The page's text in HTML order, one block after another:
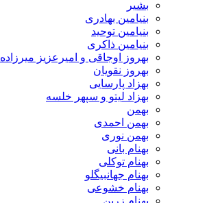
بشیر
بنیامین بهادری
بنیامین توحید
بنیامین ذاکری
بهروز اوجاقی و امیرعزیز میرزاده
بهروز نقویان
بهزاد پارسایی
بهزاد لیتو و سپهر خلسه
بهمن
بهمن احمدی
بهمن نوری
بهنام بانی
بهنام توکلی
بهنام جهانبیگلو
بهنام خشوعی